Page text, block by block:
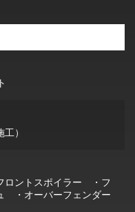
）
ントスポイラー ・フ
・オーバーフェンダー